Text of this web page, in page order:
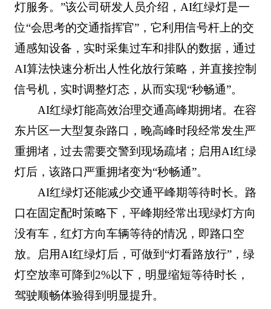
灯服务。”该公司研发人员介绍，AI红绿灯是一
位“会思考的交通指挥官”，它利用信号杆上的交
通感知设备，实时采集过车和排队的数据，通过
AI算法快速分析出人性化放行策略，并直接控制
信号机，实时调整灯态，从而实现“秒畅通”。‍
AI红绿灯能高效治理交通高峰期拥堵。在容
东片区一大型复杂路口，晚高峰时段经常发生严
重拥堵，过去需要交警到现场疏堵；启用AI红绿
灯后，该路口严重拥堵变为“秒畅通”。
AI红绿灯还能减少交通平峰期等待时长。路
口在固定配时策略下，平峰期经常出现绿灯方向
没有车，红灯方向车辆等待的情况，即路口空
放。启用AI红绿灯后，可做到“灯看路放行”，绿
灯空放率可降到2%以下，明显缩短等待时长，
驾驶顺畅体验得到明显提升。